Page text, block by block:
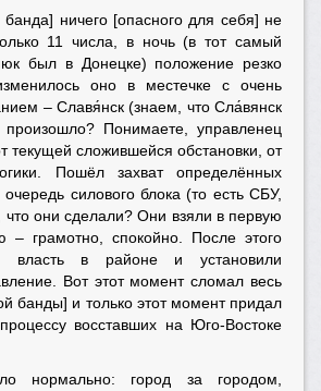
банда] ничего [опасного для себя] не
11 числа, в ночь (в тот самый
был в Донецке) положение резко
оно в местечке с очень
– Славя́нск (знаем, что Сла́вянск
произошло? Понимаете, управленец
текущей сложившейся обстановки, от
Пошёл захват определённых
силового блока (то есть СБУ,
что они сделали? Они взяли в первую
– грамотно, спокойно. После этого
в районе и установили
Вот этот момент сломал весь
банды] и только этот момент придал
восставших на Юго-Востоке
нормально: город за городом,